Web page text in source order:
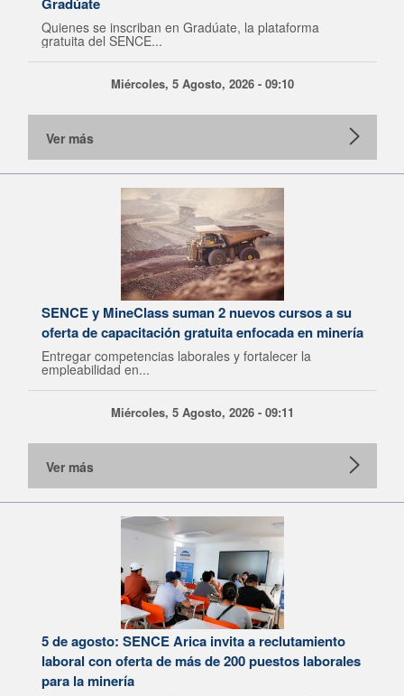
Quienes se inscriban en Gradúate, la plataforma
gratuita del SENCE...
Miércoles, 5 Agosto, 2026 - 09:10
Ver más
SENCE y MineClass suman 2 nuevos cursos a su
oferta de capacitación gratuita enfocada en minería
Entregar competencias laborales y fortalecer la
empleabilidad en...
Miércoles, 5 Agosto, 2026 - 09:11
Ver más
5 de agosto: SENCE Arica invita a reclutamiento
laboral con oferta de más de 200 puestos laborales
para la minería